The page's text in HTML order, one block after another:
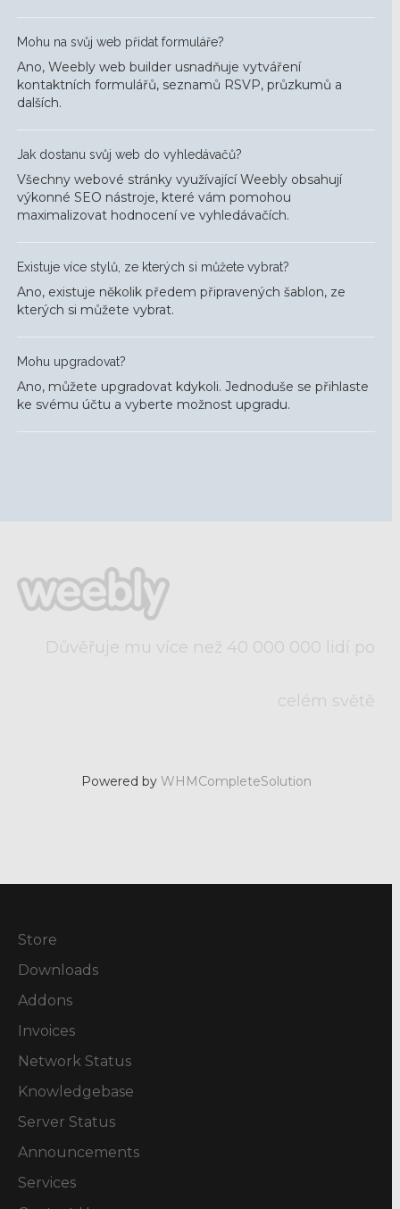
Mohu na svůj web přidat formuláře?
Ano, Weebly web builder usnadňuje vytváření
kontaktních formulářů, seznamů RSVP, průzkumů a
dalších.
Jak dostanu svůj web do vyhledávačů?
Všechny webové stránky využívající Weebly obsahují
výkonné SEO nástroje, které vám pomohou
maximalizovat hodnocení ve vyhledávačích.
Existuje více stylů, ze kterých si můžete vybrat?
Ano, existuje několik předem připravených šablon, ze
kterých si můžete vybrat.
Mohu upgradovat?
Ano, můžete upgradovat kdykoli. Jednoduše se přihlaste
ke svému účtu a vyberte možnost upgradu.
Důvěřuje mu více než 40 000 000 lidí po
celém světě
Powered by WHMCompleteSolution
Store
Downloads
Addons
Invoices
Network Status
Knowledgebase
Server Status
Announcements
Services